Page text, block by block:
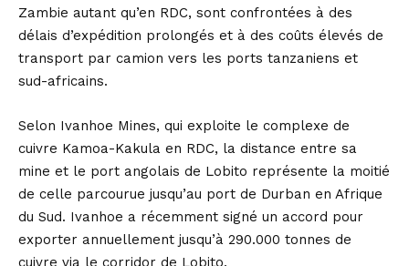
Zambie autant qu’en RDC, sont confrontées à des
délais d’expédition prolongés et à des coûts élevés de
transport par camion vers les ports tanzaniens et
sud-africains.
Selon Ivanhoe Mines, qui exploite le complexe de
cuivre Kamoa-Kakula en RDC, la distance entre sa
mine et le port angolais de Lobito représente la moitié
de celle parcourue jusqu’au port de Durban en Afrique
du Sud. Ivanhoe a récemment signé un accord pour
exporter annuellement jusqu’à 290.000 tonnes de
cuivre via le corridor de Lobito.